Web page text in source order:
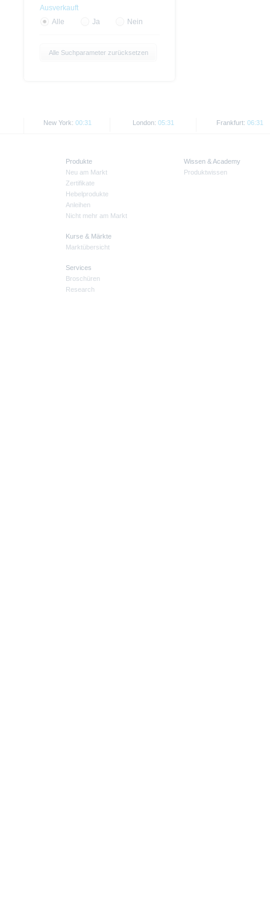
Ausverkauft
Alle
Ja Nein
Alle Suchparameter zurücksetzen
New York: 00:31 London: 05:31 Frankfurt: 06:31
Produkte
Neu am Markt
Zertifikate
Hebelprodukte
Anleihen
Nicht mehr am Markt
Kurse & Märkte
Marktübersicht
Services
Broschüren
Research
Wissen & Academy
Produktwissen